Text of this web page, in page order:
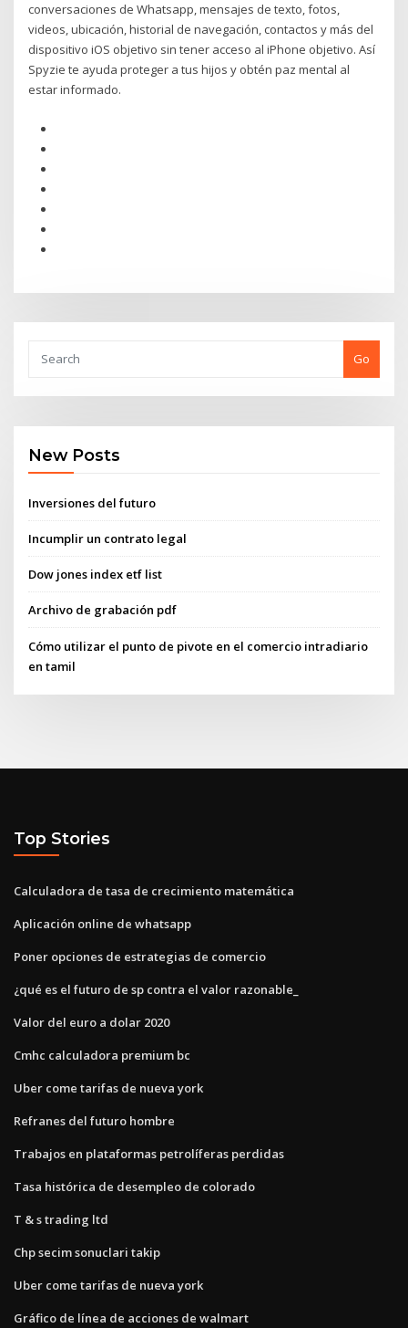
conversaciones de Whatsapp, mensajes de texto, fotos,
videos, ubicación, historial de navegación, contactos y más del
dispositivo iOS objetivo sin tener acceso al iPhone objetivo. Así
Spyzie te ayuda proteger a tus hijos y obtén paz mental al
estar informado.
Go
New Posts
Inversiones del futuro
Incumplir un contrato legal
Dow jones index etf list
Archivo de grabación pdf
Cómo utilizar el punto de pivote en el comercio intradiario
en tamil
Top Stories
Calculadora de tasa de crecimiento matemática
Aplicación online de whatsapp
Poner opciones de estrategias de comercio
¿qué es el futuro de sp contra el valor razonable_
Valor del euro a dolar 2020
Cmhc calculadora premium bc
Uber come tarifas de nueva york
Refranes del futuro hombre
Trabajos en plataformas petrolíferas perdidas
Tasa histórica de desempleo de colorado
T & s trading ltd
Chp secim sonuclari takip
Uber come tarifas de nueva york
Gráfico de línea de acciones de walmart